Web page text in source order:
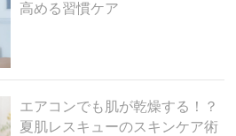
高める習慣ケア
エアコンでも肌が乾燥する！？
夏肌レスキューのスキンケア術